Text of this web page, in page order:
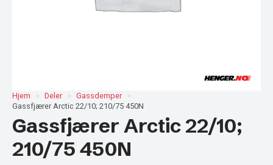
Hjem Deler
Gassdemper
Gassfjærer Arctic 22/10; 210/75 450N
Gassfjærer Arctic 22/10;
210/75 450N